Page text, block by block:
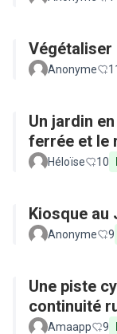
Végétaliser
Anonyme
Un jardin
ferrée et le
Héloïse 10
Kiosque au
Anonyme 9
Une piste
continuité
Amaapp 9